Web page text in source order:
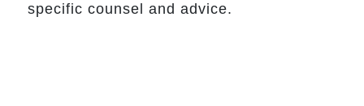
specific counsel and advice.